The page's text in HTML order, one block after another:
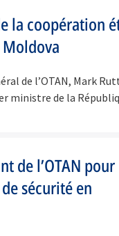
la coopération
de l’OTAN, Mark
ministre de la
de l’OTAN pour
sécurité en